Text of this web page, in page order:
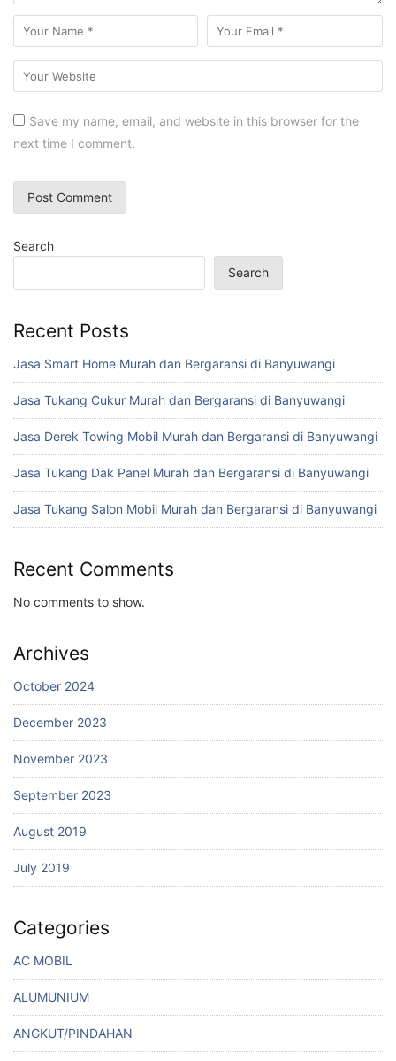
Save my name, email, and website in this browser for the
next time I comment.
Search
Search
Recent Posts
Jasa Smart Home Murah dan Bergaransi di Banyuwangi
Jasa Tukang Cukur Murah dan Bergaransi di Banyuwangi
Jasa Derek Towing Mobil Murah dan Bergaransi di Banyuwangi
Jasa Tukang Dak Panel Murah dan Bergaransi di Banyuwangi
Jasa Tukang Salon Mobil Murah dan Bergaransi di Banyuwangi
Recent Comments
No comments to show.
Archives
October 2024
December 2023
November 2023
September 2023
August 2019
July 2019
Categories
AC MOBIL
ALUMUNIUM
ANGKUT/PINDAHAN